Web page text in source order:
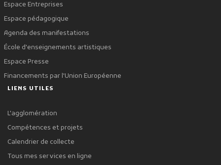
Espace Entreprises
Espace pédagogique
Agenda des manifestations
École d'enseignements artistiques
Espace Presse
Financements par l'Union Européenne
LIENS UTILES
L'agglomération
Compétences et projets
Calendrier de collecte
Tous mes services en ligne